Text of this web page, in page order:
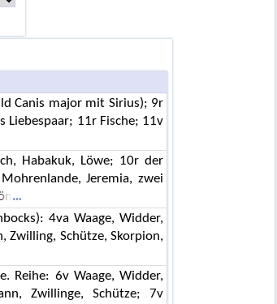
Canis major mit Sirius); 9r
Liebespaar; 11r Fische; 11v
Habakuk, Löwe; 10r der
Jeremia, zwei
4va Waage, Widder,
Zwilling, Schütze, Skorpion,
Reihe: 6v Waage, Widder,
Zwillinge, Schütze; 7v